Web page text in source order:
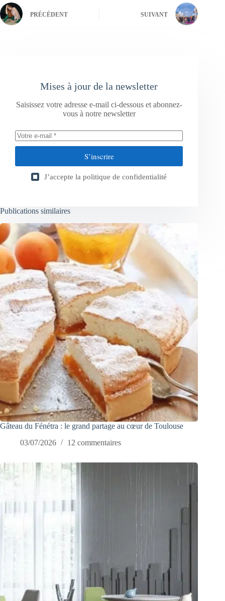
PRÉCÉDENT SUIVANT
Mises à jour de la newsletter
Saisissez votre adresse e-mail ci-dessous et abonnez-
vous à notre newsletter
S’inscrire
J’accepte la politique de confidentialité
Publications similaires
Gâteau du Fénétra : le grand partage au cœur de Toulouse
03/07/2026
12 commentaires